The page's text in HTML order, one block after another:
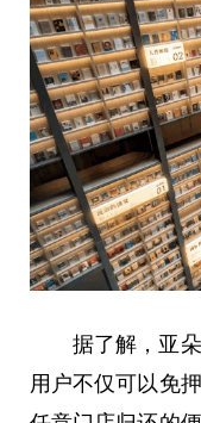
据了解，亚
用户不仅可以免